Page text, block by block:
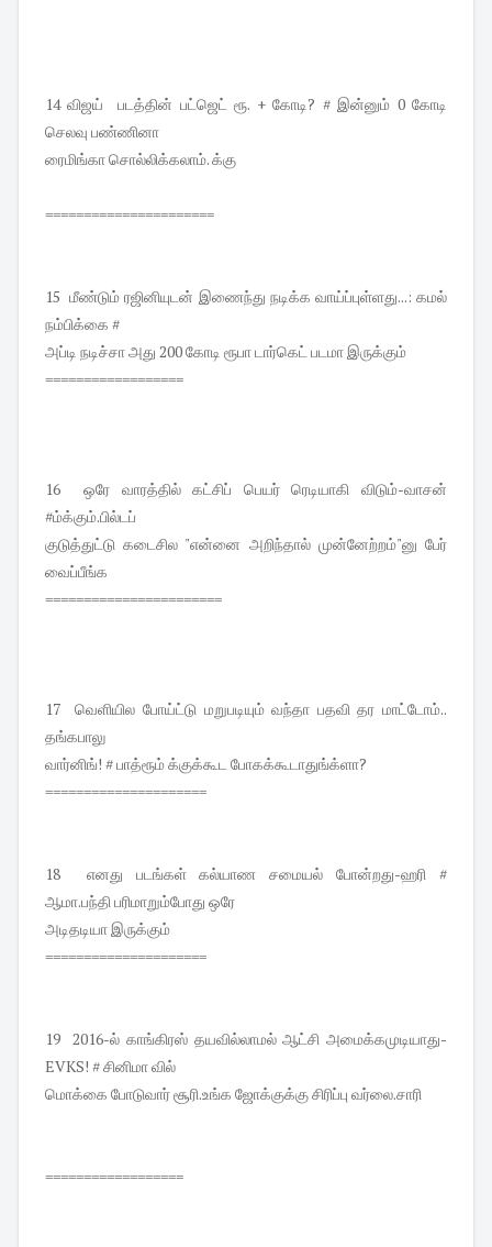
14 விஜய் படத்தின் பட்ஜெட் ரூ. + கோடி? # இன்னும் 0 கோடி
செலவு பண்ணினா
ரைமிங்கா சொல்லிக்கலாம். க்கு
======================
15 மீண்டும் ரஜினியுடன் இணைந்து நடிக்க வாய்ப்புள்ளது...: கமல்
நம்பிக்கை #
அப்டி நடிச்சா அது 200 கோடி ரூபா டார்கெட் படமா இருக்கும்
==================
16 ஒரே வாரத்தில் கட்சிப் பெயர் ரெடியாகி விடும்-வாசன்
#ம்க்கும்.பில்டப்
குடுத்துட்டு கடைசில "என்னை அறிந்தால் முன்னேற்றம்"னு பேர்
வைப்பீங்க
=======================
17 வெளியில போய்ட்டு மறுபடியும் வந்தா பதவி தர மாட்டோம்..
தங்கபாலு
வார்னிங்! # பாத்ரூம் க்குக்கூட போகக்கூடாதுங்க்ளா?
=====================
18 எனது படங்கள் கல்யாண சமையல் போன்றது-ஹரி #
ஆமா.பந்தி பரிமாறும்போது ஒரே
அடிதடியா இருக்கும்
=====================
19 2016-ல் காங்கிரஸ் தயவில்லாமல் ஆட்சி அமைக்கமுடியாது-
EVKS! # சினிமா வில்
மொக்கை போடுவார் சூரி.உங்க ஜோக்குக்கு சிரிப்பு வர்லை.சாரி
==================